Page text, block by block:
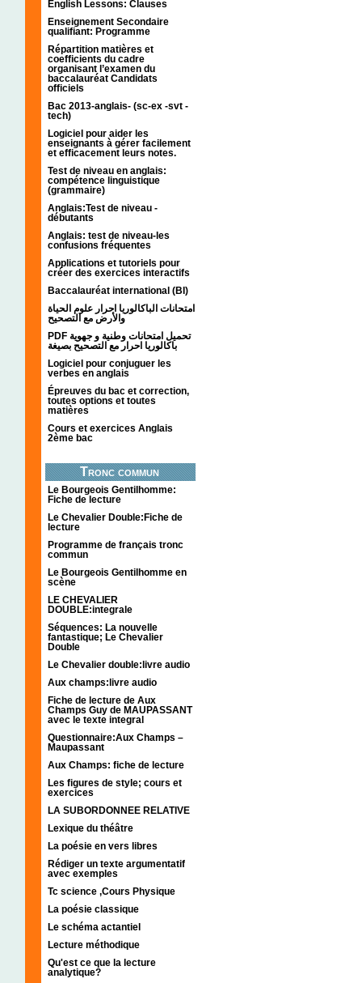
English Lessons: Clauses
Enseignement Secondaire
qualifiant: Programme
Répartition matières et
coefficients du cadre
organisant l’examen du
baccalauréat Candidats
officiels
Bac 2013-anglais- (sc-ex -svt -
tech)
Logiciel pour aider les
enseignants à gérer facilement
et efficacement leurs notes.
Test de niveau en anglais:
compétence linguistique
(grammaire)
Anglais:Test de niveau -
débutants
Anglais: test de niveau-les
confusions fréquentes
Applications et tutoriels pour
créer des exercices interactifs
Baccalauréat international (BI)
امتحانات الباكالوريا احرار علوم الحياة
والأرض مع التصحيح
PDF تحميل امتحانات وطنية و جهوية
باكالوريا احرار مع التصحيح بصيغة
Logiciel pour conjuguer les
verbes en anglais
Épreuves du bac et correction,
toutes options et toutes
matières
Cours et exercices Anglais
2ème bac
Tronc commun
Le Bourgeois Gentilhomme:
Fiche de lecture
Le Chevalier Double:Fiche de
lecture
Programme de français tronc
commun
Le Bourgeois Gentilhomme en
scène
LE CHEVALIER
DOUBLE:integrale
Séquences: La nouvelle
fantastique; Le Chevalier
Double
Le Chevalier double:livre audio
Aux champs:livre audio
Fiche de lecture de Aux
Champs Guy de MAUPASSANT
avec le texte integral
Questionnaire:Aux Champs –
Maupassant
Aux Champs: fiche de lecture
Les figures de style; cours et
exercices
LA SUBORDONNEE RELATIVE
Lexique du théâtre
La poésie en vers libres
Rédiger un texte argumentatif
avec exemples
Tc science ,Cours Physique
La poésie classique
Le schéma actantiel
Lecture méthodique
Qu'est ce que la lecture
analytique?